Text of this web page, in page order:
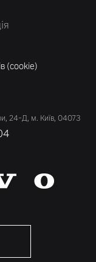
(cookie)
24-Д, м. Київ, 04073